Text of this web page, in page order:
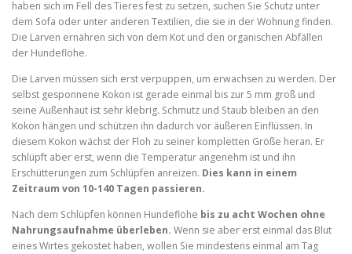
haben sich im Fell des Tieres fest zu setzen, suchen Sie Schutz unter
dem Sofa oder unter anderen Textilien, die sie in der Wohnung finden.
Die Larven ernähren sich von dem Kot und den organischen Abfällen
der Hundeflöhe.
Die Larven müssen sich erst verpuppen, um erwachsen zu werden. Der
selbst gesponnene Kokon ist gerade einmal bis zur 5 mm groß und
seine Außenhaut ist sehr klebrig. Schmutz und Staub bleiben an den
Kokon hängen und schützen ihn dadurch vor äußeren Einflüssen. In
diesem Kokon wächst der Floh zu seiner kompletten Größe heran. Er
schlüpft aber erst, wenn die Temperatur angenehm ist und ihn
Erschütterungen zum Schlüpfen anreizen. Dies kann in einem
Zeitraum von 10-140 Tagen passieren.
Nach dem Schlüpfen können Hundeflöhe bis zu acht Wochen ohne
Nahrungsaufnahme überleben. Wenn sie aber erst einmal das Blut
eines Wirtes gekostet haben, wollen Sie mindestens einmal am Tag